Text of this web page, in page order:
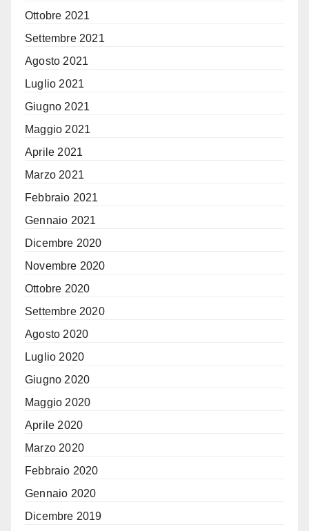
Ottobre 2021
Settembre 2021
Agosto 2021
Luglio 2021
Giugno 2021
Maggio 2021
Aprile 2021
Marzo 2021
Febbraio 2021
Gennaio 2021
Dicembre 2020
Novembre 2020
Ottobre 2020
Settembre 2020
Agosto 2020
Luglio 2020
Giugno 2020
Maggio 2020
Aprile 2020
Marzo 2020
Febbraio 2020
Gennaio 2020
Dicembre 2019